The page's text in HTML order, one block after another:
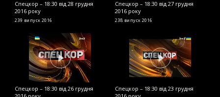
Спецкор – 18:30 від 28 грудня
2016 року
239 випуск 2016
Спецкор – 18:30 від 27 грудня
2016 року
238 випуск 2016
Спецкор – 18:30 від 26 грудня
Спецкор – 18:30 від 23 грудня